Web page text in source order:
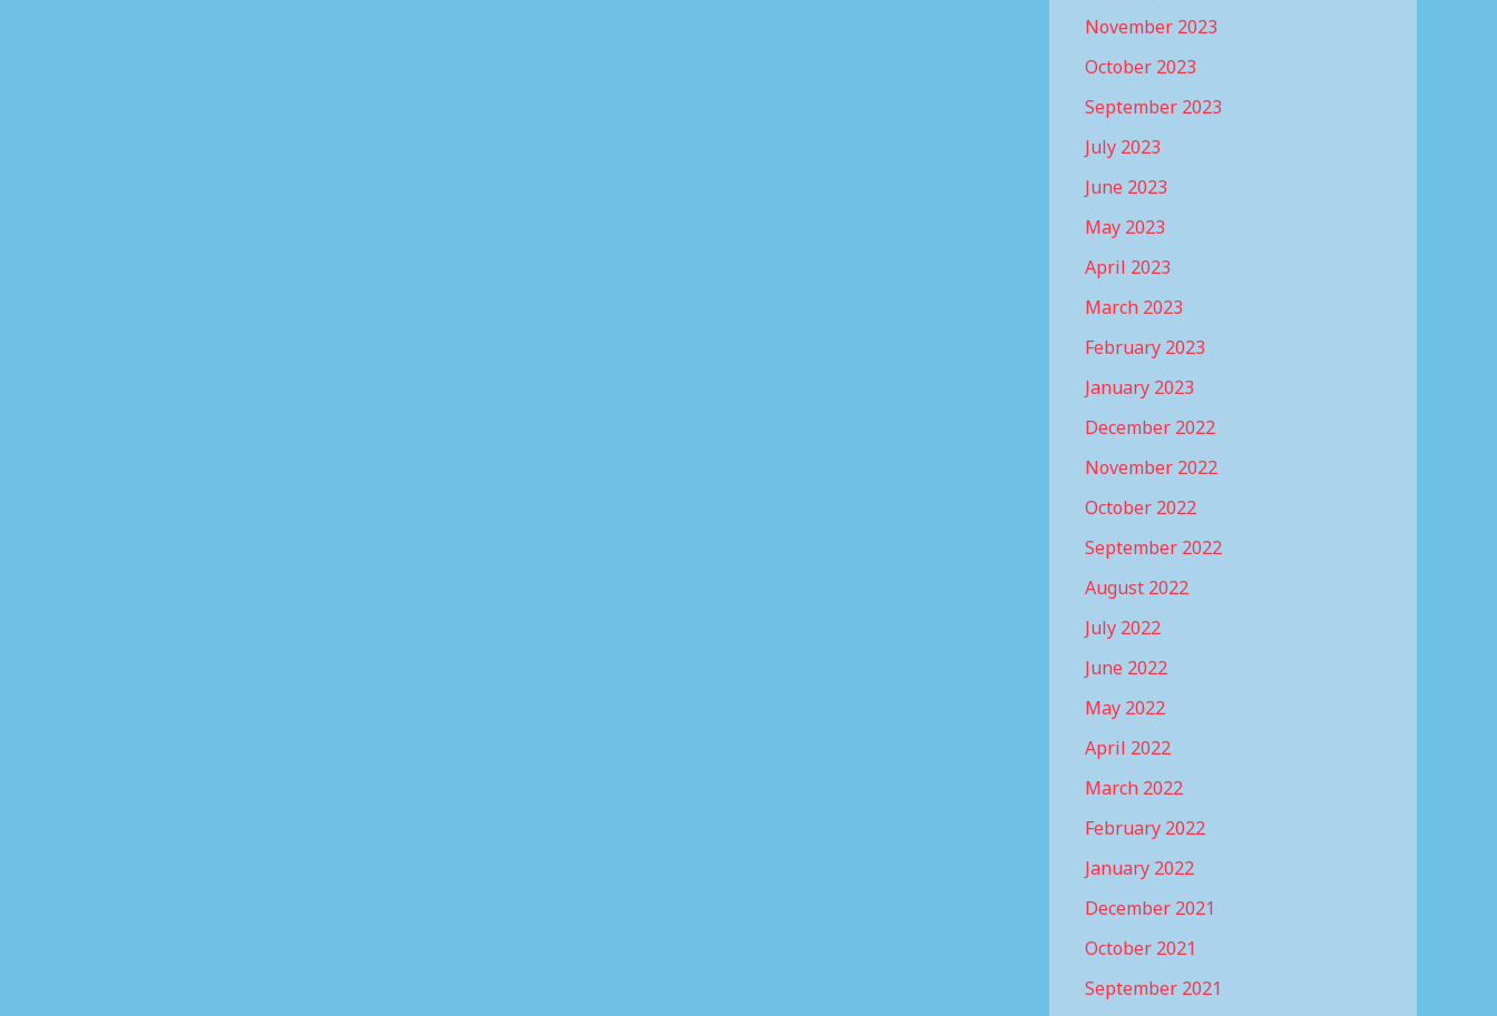
November 2023
October 2023
September 2023
July 2023
June 2023
May 2023
April 2023
March 2023
February 2023
January 2023
December 2022
November 2022
October 2022
September 2022
August 2022
July 2022
June 2022
May 2022
April 2022
March 2022
February 2022
January 2022
December 2021
October 2021
September 2021